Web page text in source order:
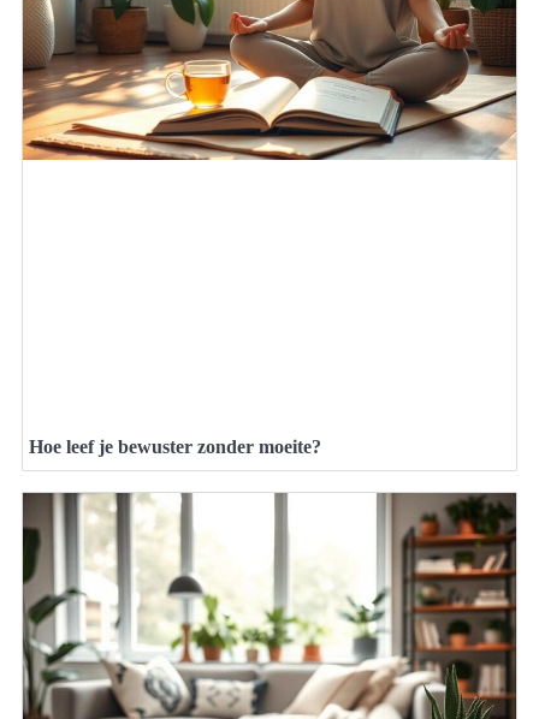
Hoe leef je bewuster zonder moeite?